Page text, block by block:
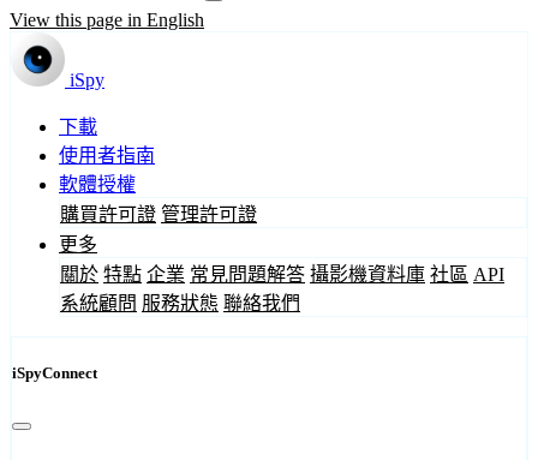
View this page in English
iSpy
下載
使用者指南
軟體授權
購買許可證 管理許可證
更多
關於 特點 企業 常見問題解答 攝影機資料庫 社區 API
系統顧問 服務狀態 聯絡我們
iSpyConnect